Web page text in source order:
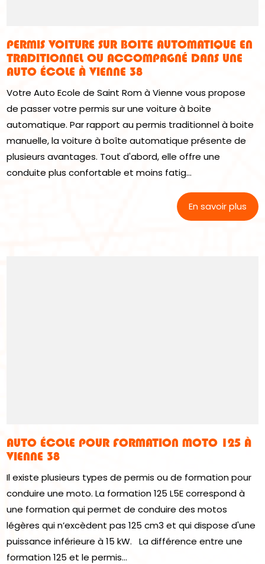
PERMIS VOITURE SUR BOITE AUTOMATIQUE EN
TRADITIONNEL OU ACCOMPAGNÉ DANS UNE
AUTO ÉCOLE À VIENNE 38
Votre Auto Ecole de Saint Rom à Vienne vous propose
de passer votre permis sur une voiture à boite
automatique. Par rapport au permis traditionnel à boite
manuelle, la voiture à boîte automatique présente de
plusieurs avantages. Tout d'abord, elle offre une
conduite plus confortable et moins fatig...
En savoir plus
AUTO ÉCOLE POUR FORMATION MOTO 125 À
VIENNE 38
Il existe plusieurs types de permis ou de formation pour
conduire une moto. La formation 125 L5E correspond à
une formation qui permet de conduire des motos
légères qui n’excèdent pas 125 cm3 et qui dispose d'une
puissance inférieure à 15 kW. La différence entre une
formation 125 et le permis...